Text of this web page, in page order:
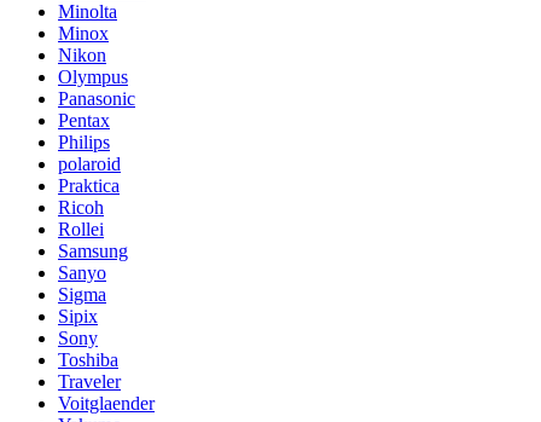
Minolta
Minox
Nikon
Olympus
Panasonic
Pentax
Philips
polaroid
Praktica
Ricoh
Rollei
Samsung
Sanyo
Sigma
Sipix
Sony
Toshiba
Traveler
Voitglaender